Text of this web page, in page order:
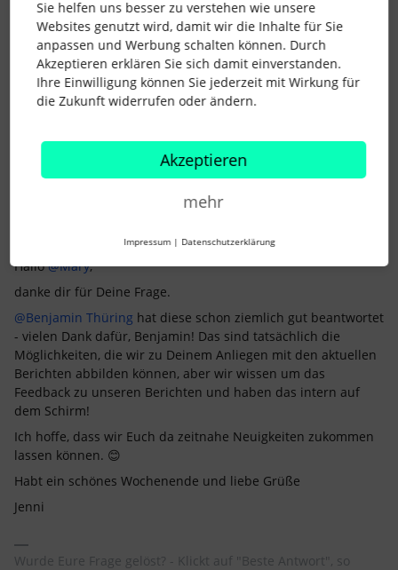
Mary AUTOR*IN Forum|Forum|3 years ago
ja genau, sehe ich auch so. Ich würde mir hier aber sehr stark
eine baldige Lösung wünschen!
Hallo@Mary,
danke dir für Deine Frage.
@Benjamin Thüring hat diese schon ziemlich gut beantwortet
- vielen Dank dafür, Benjamin! Das sind tatsächlich die
Möglichkeiten, die wir zu Deinem Anliegen mit den aktuellen
Berichten abbilden können, aber wir wissen um das
Feedback zu unseren Berichten und haben das intern auf
dem Schirm!
Ich hoffe, dass wir Euch da zeitnahe Neuigkeiten zukommen
lassen können. 😊
Habt ein schönes Wochenende und liebe Grüße
Jenni
Wurde Eure Frage gelöst? - Klickt auf "Beste Antwort", so
Sie helfen uns besser zu verstehen wie unsere
Websites genutzt wird, damit wir die Inhalte für Sie
anpassen und Werbung schalten können. Durch
Akzeptieren erklären Sie sich damit einverstanden.
Ihre Einwilligung können Sie jederzeit mit Wirkung für
die Zukunft widerrufen oder ändern.
Akzeptieren
mehr
Impressum | Datenschutzerklärung